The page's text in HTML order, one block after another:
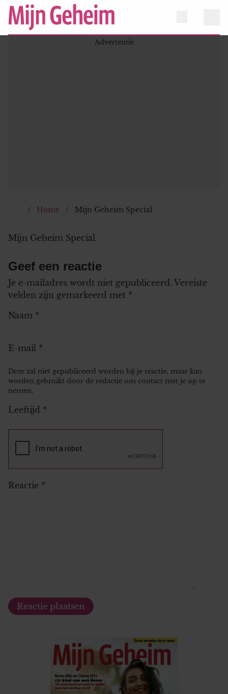
Home Mijn Geheim Special
Mijn Geheim Special
Geef een reactie
Je e-mailadres wordt niet gepubliceerd. Vereiste
velden zijn gemarkeerd met *
Naam *
E-mail *
Deze zal niet gepubliceerd worden bij je reactie, maar kan
worden gebruikt door de redactie om contact met je op te
nemen.
Leeftijd *
Reactie *